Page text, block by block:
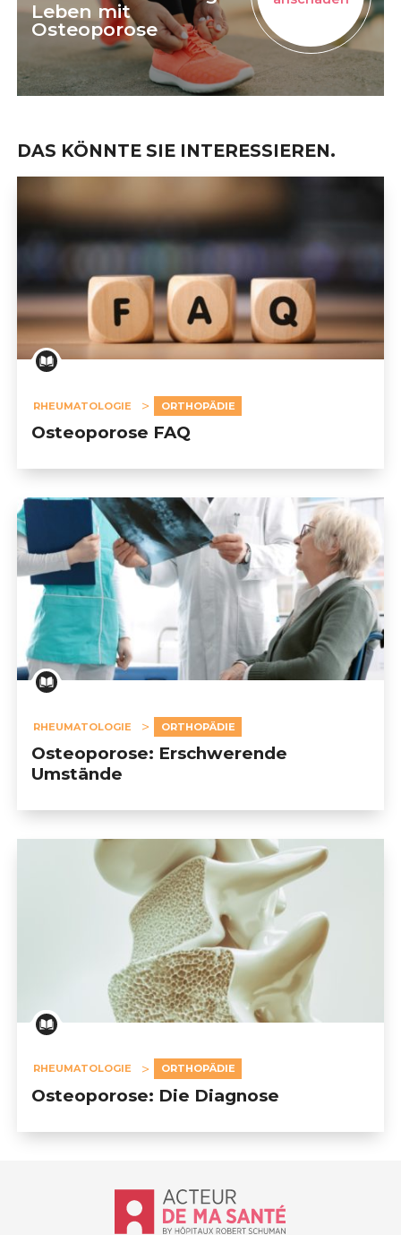
Leben mit
Osteoporose
DAS KÖNNTE SIE INTERESSIEREN.
RHEUMATOLOGIE ORTHOPÄDIE
Osteoporose FAQ
RHEUMATOLOGIE ORTHOPÄDIE
Osteoporose: Erschwerende
Umstände
RHEUMATOLOGIE ORTHOPÄDIE
Osteoporose: Die Diagnose
Accueil - Acteur de ma santé, by